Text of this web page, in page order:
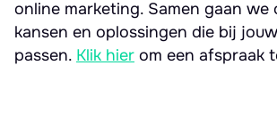
online marketing. Samen gaan we
kansen en oplossingen die bij
passen. Klik hier om een afspraak